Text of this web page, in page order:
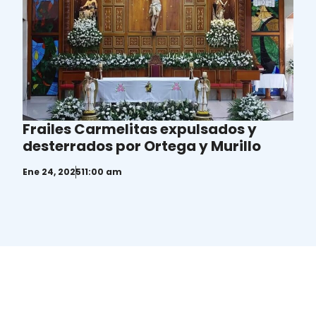
Frailes Carmelitas expulsados y
desterrados por Ortega y Murillo
Ene 24, 202511:00 am